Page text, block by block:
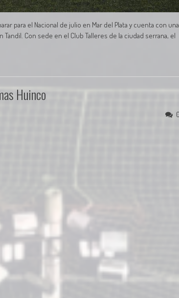
para el Nacional de julio en Mar del Plata y cuenta con una
Con sede en el Club Talleres de la ciudad serrana, el
Huinco